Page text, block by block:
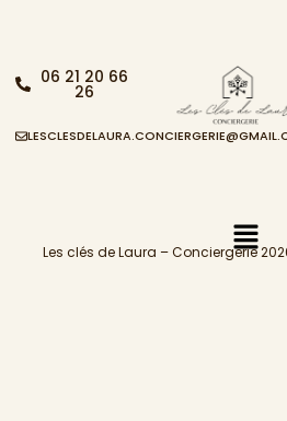
06 21 20 66
26
Les clés de Laura – Conciergerie